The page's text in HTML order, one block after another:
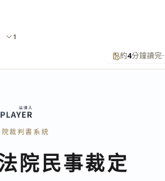
約4分鐘讀完·
裁判書系統
院民事裁定
1